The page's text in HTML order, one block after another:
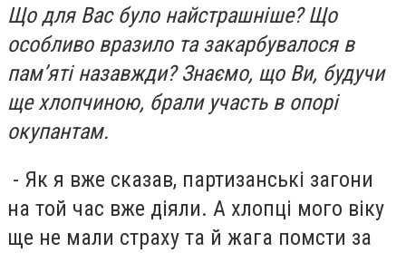
Що для Вас було найстрашніше? Що
особливо вразило та закарбувалося в
пам’яті назавжди? Знаємо, що Ви, будучи
ще хлопчиною, брали участь в опорі
окупантам.
- Як я вже сказав, партизанські загони
на той час вже діяли. А хлопці мого віку
ще не мали страху та й жага помсти за